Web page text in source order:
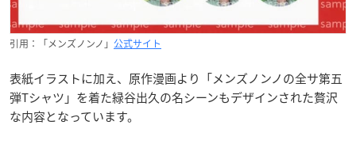
引用：「メンズノンノ」 公式サイト
表紙イラストに加え、原作漫画より「メンズノンノの全サ第五
弾Tシャツ」を着た緑谷出久の名シーンもデザインされた贅沢
な内容となっています。